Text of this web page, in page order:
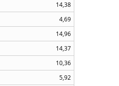
14,38
4,69
14,96
14,37
10,36
5,92